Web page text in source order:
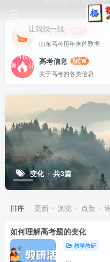
让我找一找
站内资源基本上都是一线教学实际
后直接打印使用。也欢迎更多老师
源），分享更好、更多的教学资源。
高考数据
山东高考历年来的数据
高考信息
NEW
关于高考的各类信息
变化 共3篇
排序 更新 浏览 点赞
如何理解高考题的变化
教学教研